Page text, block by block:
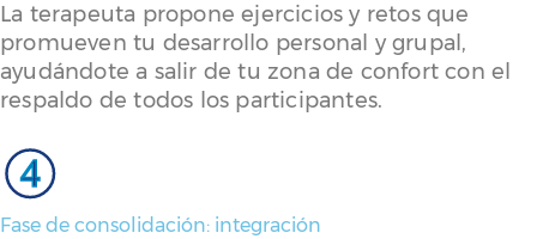
La terapeuta propone ejercicios y retos que
promueven tu desarrollo personal y grupal,
ayudándote a salir de tu zona de confort con el
respaldo de todos los participantes.
4
Fase de consolidación: integración